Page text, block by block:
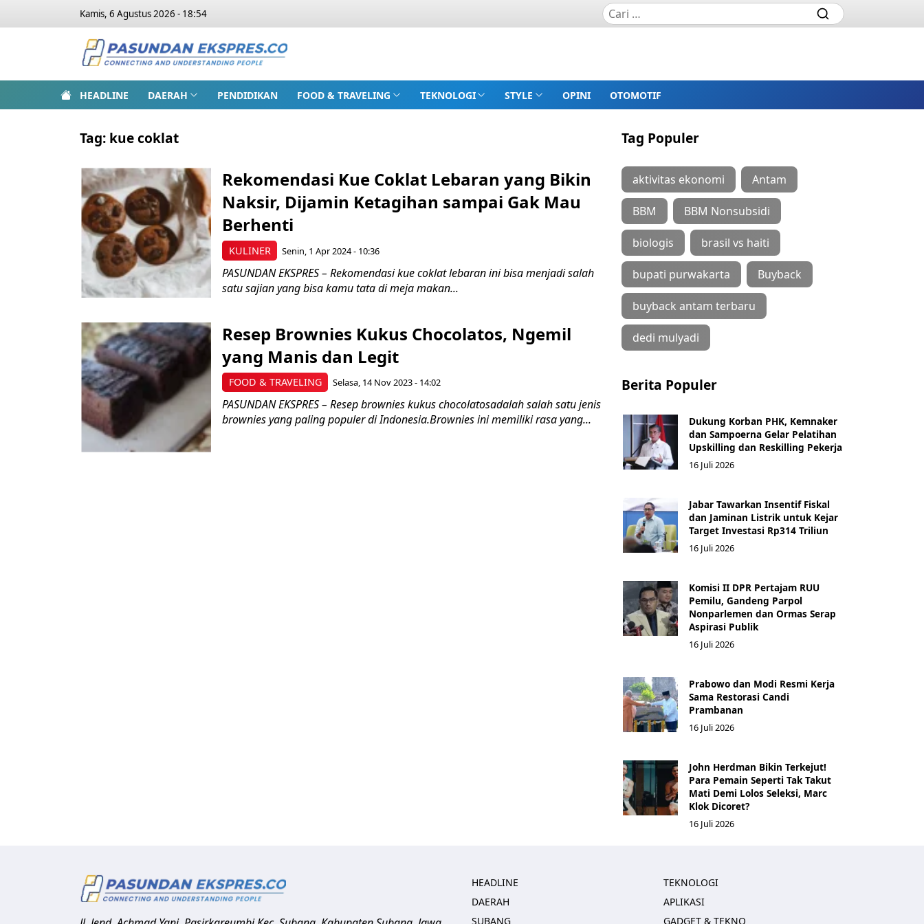
Kamis, 6 Agustus 2026 - 18:54
HEADLINE DAERAH PENDIDIKAN FOOD & TRAVELING TEKNOLOGI STYLE OPINI OTOMOTIF
Tag: kue coklat
KULINER
Rekomendasi Kue Coklat Lebaran yang Bikin
Naksir, Dijamin Ketagihan sampai Gak Mau
Berhenti
Senin, 1 Apr 2024 - 10:36
PASUNDAN EKSPRES – Rekomendasi kue coklat lebaran ini bisa menjadi salah
satu sajian yang bisa kamu tata di meja makan...
FOOD & TRAVELING
Resep Brownies Kukus Chocolatos, Ngemil
yang Manis dan Legit
Selasa, 14 Nov 2023 - 14:02
PASUNDAN EKSPRES – Resep brownies kukus chocolatosadalah salah satu jenis
brownies yang paling populer di Indonesia.Brownies ini memiliki rasa yang...
Tag Populer
aktivitas ekonomi Antam
BBM BBM Nonsubsidi
biologis brasil vs haiti
bupati purwakarta Buyback
buyback antam terbaru
dedi mulyadi
Berita Populer
Dukung Korban PHK, Kemnaker
dan Sampoerna Gelar Pelatihan
Upskilling dan Reskilling Pekerja
16 Juli 2026
Jabar Tawarkan Insentif Fiskal
dan Jaminan Listrik untuk Kejar
Target Investasi Rp314 Triliun
16 Juli 2026
Komisi II DPR Pertajam RUU
Pemilu, Gandeng Parpol
Nonparlemen dan Ormas Serap
Aspirasi Publik
16 Juli 2026
Prabowo dan Modi Resmi Kerja
Sama Restorasi Candi
Prambanan
16 Juli 2026
John Herdman Bikin Terkejut!
Para Pemain Seperti Tak Takut
Mati Demi Lolos Seleksi, Marc
Klok Dicoret?
16 Juli 2026
HEADLINE
DAERAH
SUBANG
TEKNOLOGI
APLIKASI
GADGET & TEKNO